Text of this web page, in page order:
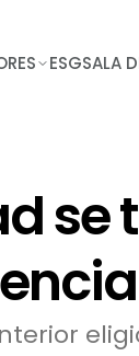
ESGSALA
se